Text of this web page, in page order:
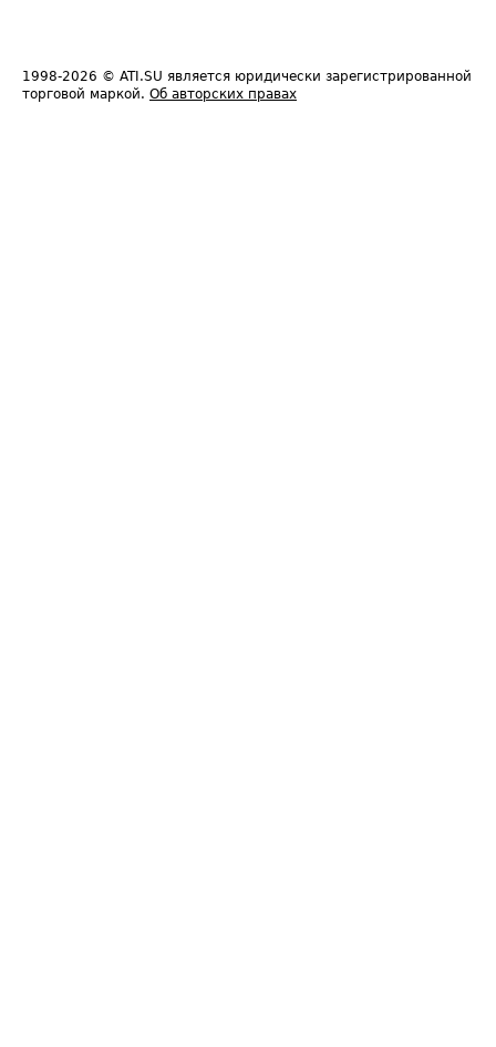
1998-2026 © ATI.SU является юридически зарегистрированной
торговой маркой. Об авторских правах